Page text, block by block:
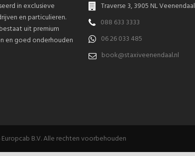
in exclusieve
en particulieren.
uit premium
en goed onderhouden
Traverse 3, 3905 NL Veenendaal
088 633 3333
06 26 033 485
book@staxiveenendaal.nl
B.V. Alle rechten voorbehouden